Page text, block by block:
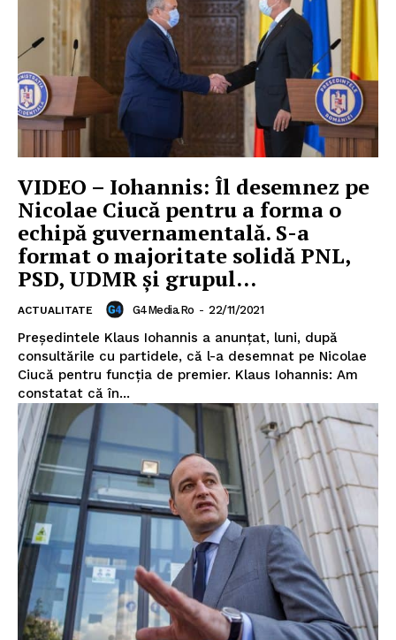
VIDEO – Iohannis: Îl desemnez pe
Nicolae Ciucă pentru a forma o
echipă guvernamentală. S-a
format o majoritate solidă PNL,
PSD, UDMR și grupul...
ACTUALITATE G4Media.ro - 22/11/2021
Președintele Klaus Iohannis a anunțat, luni, după
consultările cu partidele, că l-a desemnat pe Nicolae
Ciucă pentru funcția de premier. Klaus Iohannis: Am
constatat că în...